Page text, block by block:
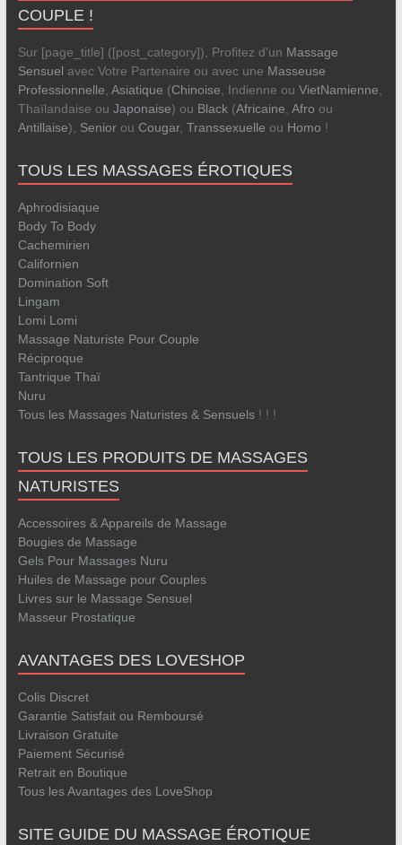
COUPLE !
Sur [page_title] ([post_category]), Profitez d'un Massage
Sensuel avec Votre Partenaire ou avec une Masseuse
Professionnelle, Asiatique (Chinoise, Indienne ou VietNamienne,
Thaïlandaise ou Japonaise) ou Black(Africaine, Afro ou
Antillaise), Seniorou Cougar, Transsexuelle ou Homo !
TOUS LES MASSAGES ÉROTIQUES
Aphrodisiaque
Body To Body
Cachemirien
Californien
Domination Soft
Lingam
Lomi Lomi
Massage Naturiste Pour Couple
Réciproque
Tantrique Thaï
Nuru
Tous les Massages Naturistes & Sensuels! ! !
TOUS LES PRODUITS DE MASSAGES
NATURISTES
Accessoires & Appareils de Massage
Bougies de Massage
Gels Pour Massages Nuru
Huiles de Massage pour Couples
Livres sur le Massage Sensuel
Masseur Prostatique
AVANTAGES DES LOVESHOP
Colis Discret
Garantie Satisfait ou Remboursé
Livraison Gratuite
Paiement Sécurisé
Retrait en Boutique
Tous les Avantages des LoveShop
SITE GUIDE DU MASSAGE ÉROTIQUE